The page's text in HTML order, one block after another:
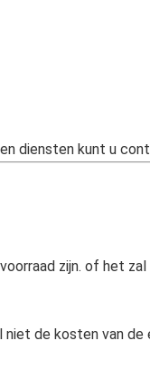
diensten kunt u
zijn. of het
niet de kosten van de